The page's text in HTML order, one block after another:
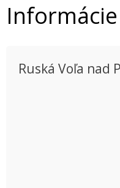
Ruská Voľa nad